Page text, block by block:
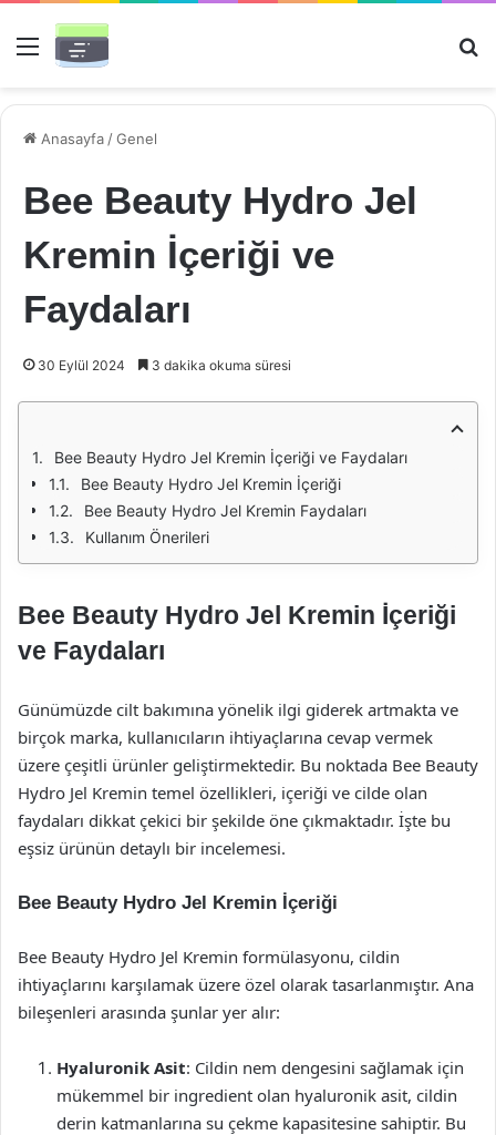
Menü
Anasayfa /Genel
Bee Beauty Hydro Jel
Kremin İçeriği ve
Faydaları
30 Eylül 2024 3 dakika okuma süresi
Bee Beauty Hydro Jel Kremin İçeriği ve Faydaları
Bee Beauty Hydro Jel Kremin İçeriği
Bee Beauty Hydro Jel Kremin Faydaları
Kullanım Önerileri
Bee Beauty Hydro Jel Kremin İçeriği
ve Faydaları
Günümüzde cilt bakımına yönelik ilgi giderek artmakta ve
birçok marka, kullanıcıların ihtiyaçlarına cevap vermek
üzere çeşitli ürünler geliştirmektedir. Bu noktada Bee Beauty
Hydro Jel Kremin temel özellikleri, içeriği ve cilde olan
faydaları dikkat çekici bir şekilde öne çıkmaktadır. İşte bu
eşsiz ürünün detaylı bir incelemesi.
Bee Beauty Hydro Jel Kremin İçeriği
Bee Beauty Hydro Jel Kremin formülasyonu, cildin
ihtiyaçlarını karşılamak üzere özel olarak tasarlanmıştır. Ana
bileşenleri arasında şunlar yer alır:
Hyaluronik Asit: Cildin nem dengesini sağlamak için
mükemmel bir ingredient olan hyaluronik asit, cildin
derin katmanlarına su çekme kapasitesine sahiptir. Bu